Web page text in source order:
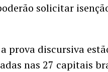
solicitar
prova discursiva
nas 27 capitais